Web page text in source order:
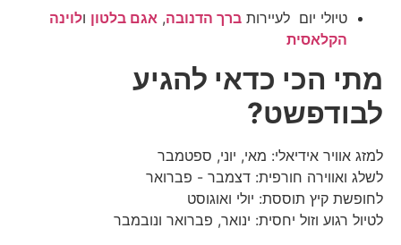
טיולי יום לעיירות ברך הדנובה, אגם בלטון ולוינה
הקלאסית
מתי הכי כדאי להגיע
לבודפשט?
למזג אוויר אידיאלי: מאי, יוני, ספטמבר
לשלג ואווירה חורפית: דצמבר - פברואר
לחופשת קיץ תוססת: יולי ואוגוסט
לטיול רגוע וזול יחסית: ינואר, פברואר ונובמבר